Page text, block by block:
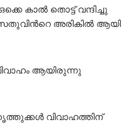
കാൽ തൊട്ട് വന്ദിച്ചു
അരികിൽ ആയി
ആയിരുന്നു
വിവാഹത്തിന്